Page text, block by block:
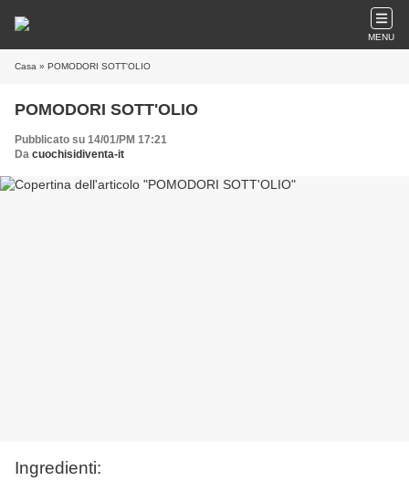
MENU
Casa » POMODORI SOTT'OLIO
POMODORI SOTT'OLIO
Pubblicato su 14/01/PM 17:21
Da cuochisidiventa-it
Ingredienti: